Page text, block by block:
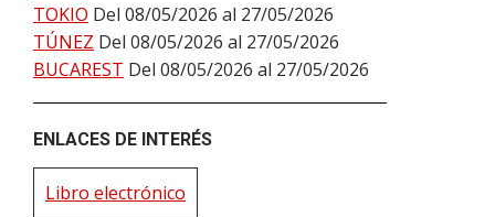
TOKIO Del 08/05/2026 al 27/05/2026
TÚNEZ Del 08/05/2026 al 27/05/2026
BUCAREST Del 08/05/2026 al 27/05/2026
ENLACES DE INTERÉS
Libro electrónico